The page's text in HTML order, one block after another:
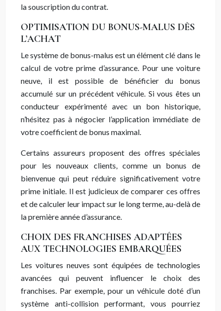
la souscription du contrat.
OPTIMISATION DU BONUS-MALUS DÈS
L’ACHAT
Le système de bonus-malus est un élément clé dans le
calcul de votre prime d’assurance. Pour une voiture
neuve, il est possible de bénéficier du bonus
accumulé sur un précédent véhicule. Si vous êtes un
conducteur expérimenté avec un bon historique,
n’hésitez pas à négocier l’application immédiate de
votre coefficient de bonus maximal.
Certains assureurs proposent des offres spéciales
pour les nouveaux clients, comme un bonus de
bienvenue qui peut réduire significativement votre
prime initiale. Il est judicieux de comparer ces offres
et de calculer leur impact sur le long terme, au-delà de
la première année d’assurance.
CHOIX DES FRANCHISES ADAPTÉES
AUX TECHNOLOGIES EMBARQUÉES
Les voitures neuves sont équipées de technologies
avancées qui peuvent influencer le choix des
franchises. Par exemple, pour un véhicule doté d’un
système anti-collision performant, vous pourriez